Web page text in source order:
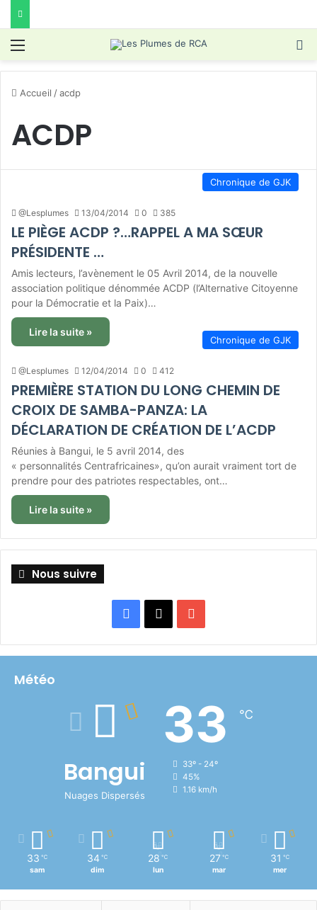
Menu
Accueil /acdp
ACDP
Chronique de GJK
@Lesplumes 13/04/2014 0 385
LE PIÈGE ACDP ?…RAPPEL A MA SŒUR
PRÉSIDENTE …
Amis lecteurs, l’avènement le 05 Avril 2014, de la nouvelle
association politique dénommée ACDP (l’Alternative Citoyenne
pour la Démocratie et la Paix)…
Lire la suite »
Chronique de GJK
@Lesplumes 12/04/2014 0 412
PREMIÈRE STATION DU LONG CHEMIN DE
CROIX DE SAMBA-PANZA: LA
DÉCLARATION DE CRÉATION DE L’ACDP
Réunies à Bangui, le 5 avril 2014, des
« personnalités Centrafricaines», qu’on aurait vraiment tort de
prendre pour des patriotes respectables, ont…
Lire la suite »
Nous suivre
Facebook
X
Météo
Bangui
Nuages Dispersés
33 ℃
33º - 24º
45%
1.16 km/h
33 ℃
sam
34 ℃
dim
28 ℃
lun
27 ℃
mar
31 ℃
mer